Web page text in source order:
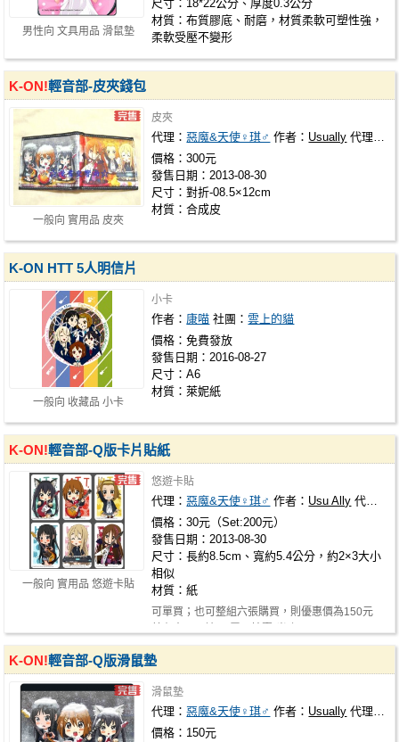
男性向 文具用品 滑鼠墊
尺寸：18*22公分、厚度0.3公分
材質：布質膠底、耐磨，材質柔軟可塑性強，
柔軟受壓不變形
一般向 實用品 皮夾
K-ON!輕音部-皮夾錢包
皮夾
代理：惡魔&天使♀琪♂ 作者： Usually 代理社團：
價格：300元
發售日期：2013-08-30
尺寸：對折-08.5×12cm
材質：合成皮
一般向 收藏品 小卡
K-ON HTT 5人明信片
小卡
作者： 康喵 社團：雲上的貓
價格：免費發放
發售日期：2016-08-27
尺寸：A6
材質：萊妮紙
一般向 實用品 悠遊卡貼
K-ON!輕音部-Q版卡片貼紙
悠遊卡貼
代理：惡魔&天使♀琪♂ 作者： Usu Ally 代理社團：
價格：30元（Set:200元）
發售日期：2013-08-30
尺寸：長約8.5cm、寬約5.4公分，約2×3大小
相似
材質：紙
可單買；也可整組六張購買，則優惠價為150元
K-ON!輕音部-Q版滑鼠墊
滑鼠墊
代理：惡魔&天使♀琪♂ 作者： Usually 代理社團：
價格：150元